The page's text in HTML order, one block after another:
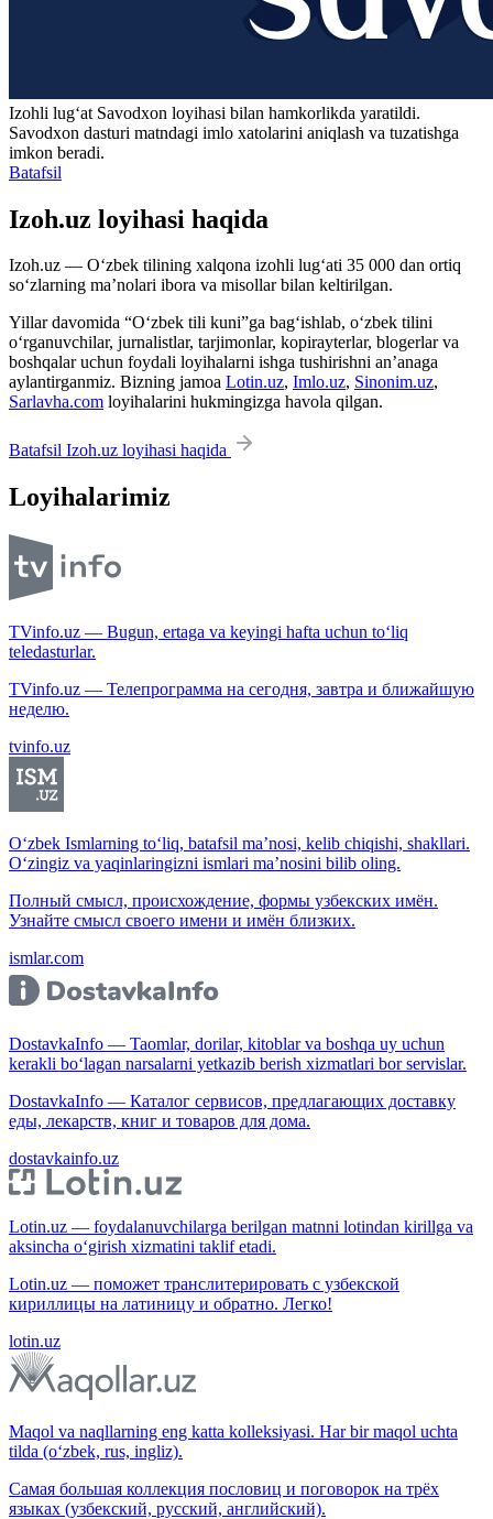
Izohli lugʻat Savodxon loyihasi bilan hamkorlikda yaratildi.
Savodxon dasturi matndagi imlo xatolarini aniqlash va tuzatishga
imkon beradi.
Batafsil
Izoh.uz loyihasi haqida
Izoh.uz — O‘zbek tilining xalqona izohli lug‘ati 35 000 dan ortiq
so‘zlarning ma’nolari ibora va misollar bilan keltirilgan.
Yillar davomida “O‘zbek tili kuni”ga bag‘ishlab, o‘zbek tilini
o‘rganuvchilar, jurnalistlar, tarjimonlar, kopirayterlar, blogerlar va
boshqalar uchun foydali loyihalarni ishga tushirishni an’anaga
aylantirganmiz. Bizning jamoa Lotin.uz, Imlo.uz, Sinonim.uz,
Sarlavha.com loyihalarini hukmingizga havola qilgan.
Batafsil Izoh.uz loyihasi haqida
Loyihalarimiz
TVinfo.uz — Bugun, ertaga va keyingi hafta uchun to‘liq
teledasturlar.
TVinfo.uz — Телепрограмма на сегодня, завтра и ближайшую
неделю.
tvinfo.uz
O‘zbek Ismlarning to‘liq, batafsil ma’nosi, kelib chiqishi, shakllari.
O‘zingiz va yaqinlaringizni ismlari ma’nosini bilib oling.
Полный смысл, происхождение, формы узбекских имён.
Узнайте смысл своего имени и имён близких.
ismlar.com
DostavkaInfo — Taomlar, dorilar, kitoblar va boshqa uy uchun
kerakli bo‘lagan narsalarni yetkazib berish xizmatlari bor servislar.
DostavkaInfo — Каталог сервисов, предлагающих доставку
еды, лекарств, книг и товаров для дома.
dostavkainfo.uz
Lotin.uz — foydalanuvchilarga berilgan matnni lotindan kirillga va
aksincha o‘girish xizmatini taklif etadi.
Lotin.uz — поможет транслитерировать с узбекской
кириллицы на латиницу и обратно. Легко!
lotin.uz
Maqol va naqllarning eng katta kolleksiyasi. Har bir maqol uchta
tilda (o‘zbek, rus, ingliz).
Самая большая коллекция пословиц и поговорок на трёх
языках (узбекский, русский, английский).